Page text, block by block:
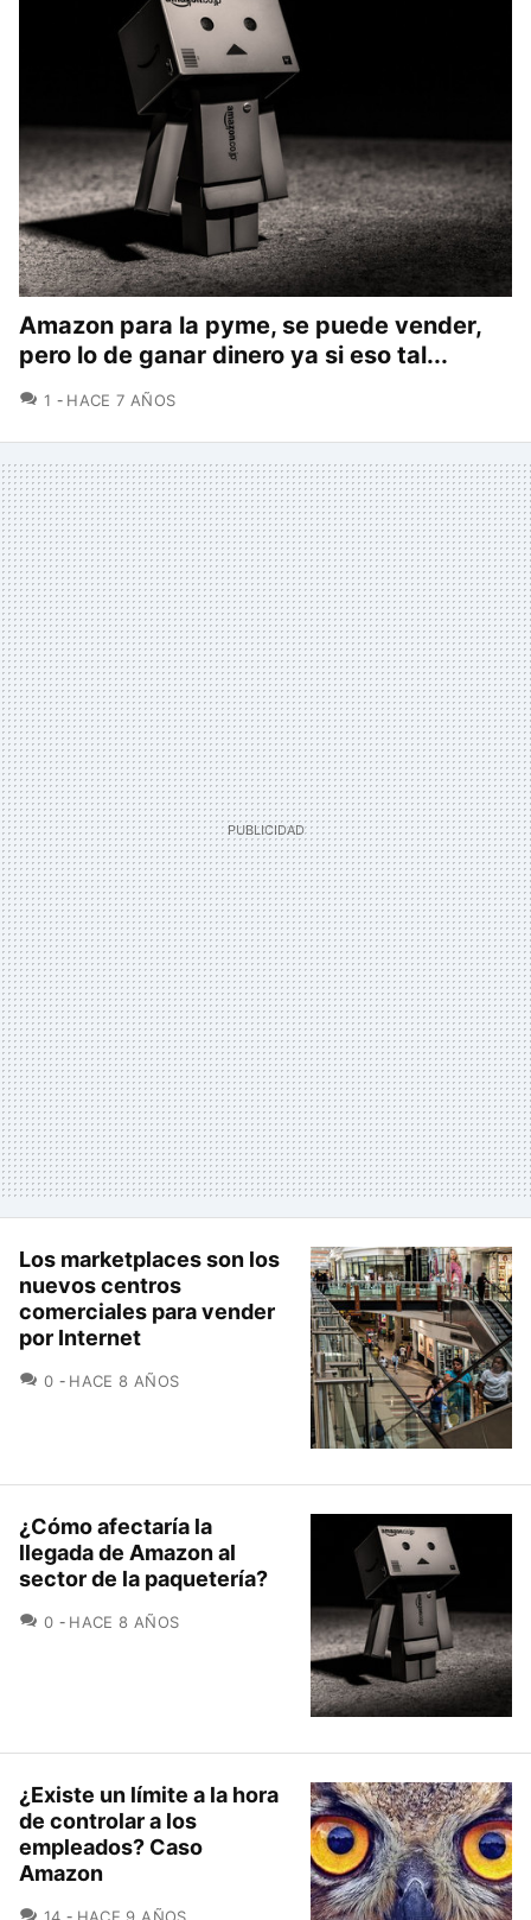
Amazon para la pyme, se puede vender,
pero lo de ganar dinero ya si eso tal...
1 COMENTARIOS
HACE 7 AÑOS
Los marketplaces son los
nuevos centros
comerciales para vender
por Internet
0 COMENTARIOS
HACE 8 AÑOS
¿Cómo afectaría la
llegada de Amazon al
sector de la paquetería?
0 COMENTARIOS
HACE 8 AÑOS
¿Existe un límite a la hora
de controlar a los
empleados? Caso
Amazon
14 COMENTARIOS
HACE 9 AÑOS